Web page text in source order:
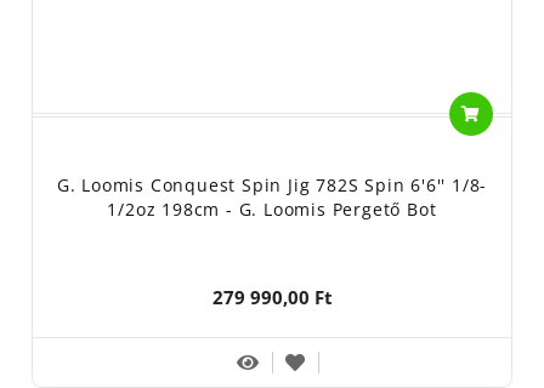
G. Loomis Conquest Spin Jig 782S Spin 6'6'' 1/8-
1/2oz 198cm - G. Loomis Pergető Bot
279 990,00 Ft